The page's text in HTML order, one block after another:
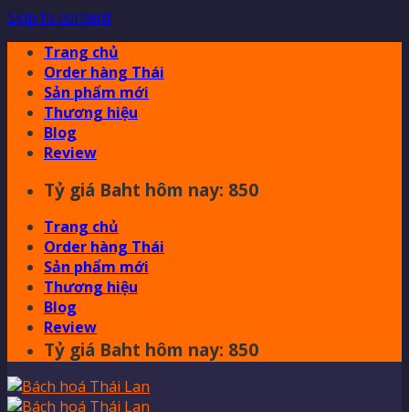
Skip to content
Trang chủ
Order hàng Thái
Sản phẩm mới
Thương hiệu
Blog
Review
Tỷ giá Baht hôm nay: 850
Trang chủ
Order hàng Thái
Sản phẩm mới
Thương hiệu
Blog
Review
Tỷ giá Baht hôm nay: 850